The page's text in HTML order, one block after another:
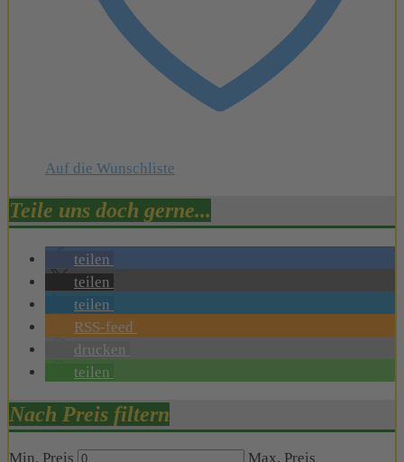
Auf die Wunschliste
Teile uns doch gerne...
teilen
teilen
teilen
RSS-feed
drucken
teilen
Nach Preis filtern
Min. Preis Max. Preis